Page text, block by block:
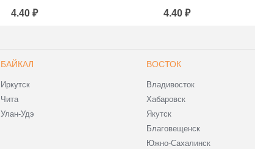
4.40 ₽ 4.40 ₽
БАЙКАЛ
Иркутск
Чита
Улан-Удэ
ВОСТОК
Владивосток
Хабаровск
Якутск
Благовещенск
Южно-Сахалинск